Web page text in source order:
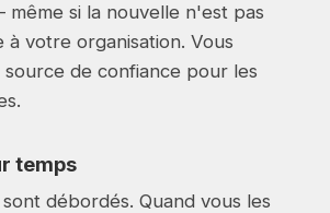
si la nouvelle n'est pas
à votre organisation. Vous
de confiance pour les
temps
débordés. Quand vous les